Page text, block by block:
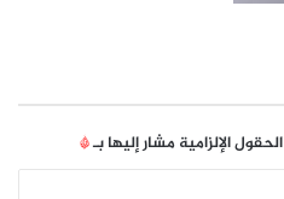
الحقول الإلزامية مشار إليها بـ*